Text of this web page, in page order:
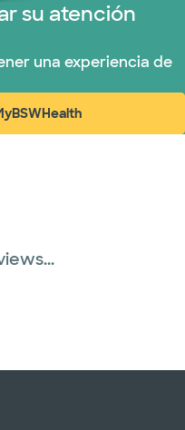
su atención
una experiencia de
en ventana nueva)